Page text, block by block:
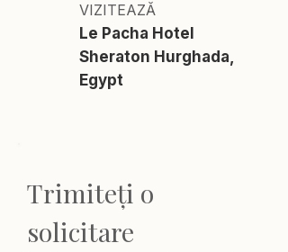
VIZITEAZĂ
Le Pacha Hotel
Sheraton Hurghada,
Egypt
Trimiteți o
solicitare